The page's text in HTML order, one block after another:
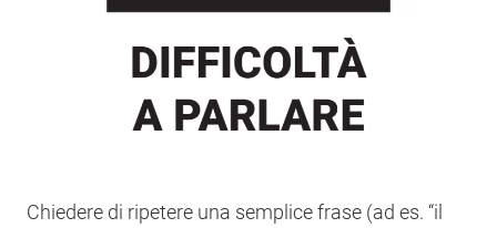
Chiedere di ripetere una semplice frase (ad es. “il